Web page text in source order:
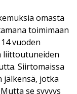
omasta
toimimaan
vuoden
liittoutuneiden
Siirtomaissa
jälkensä, jotka
se syvyys